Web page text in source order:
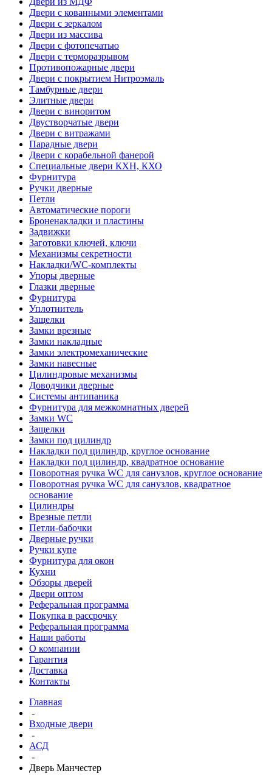
Двери с кованными элементами
Двери с зеркалом
Двери из массива
Двери с фотопечатью
Двери с терморазрывом
Противопожарные двери
Двери с покрытием Нитроэмаль
Тамбурные двери
Элитные двери
Двери с виноритом
Двустворчатые двери
Двери с витражами
Парадные двери
Двери с корабельной фанерой
Специальные двери КХН, КХО
Фурнитура
Ручки дверные
Петли
Автоматические пороги
Броненакладки и пластины
Задвижки
Заготовки ключей, ключи
Механизмы секретности
Накладки/WC-комплекты
Упоры дверные
Глазки дверные
Фурнитура
Уплотнитель
Защелки
Замки врезные
Замки накладные
Замки электромеханические
Замки навесные
Цилиндровые механизмы
Доводчики дверные
Системы антипаника
Фурнитура для межкомнатных дверей
Замки WC
Защелки
Замки под цилиндр
Накладки под цилиндр, круглое основание
Накладки под цилиндр, квадратное основание
Поворотная ручка WC для санузлов, круглое основание
Поворотная ручка WC для санузлов, квадратное
основание
Цилиндры
Врезные петли
Петли-бабочки
Дверные ручки
Ручки купе
Фурнитура для окон
Кухни
Обзоры дверей
Двери оптом
Реферальная программа
Покупка в рассрочку
Реферальная программа
Наши работы
О компании
Гарантия
Доставка
Контакты
Главная
-
Входные двери
-
АСД
-
Дверь Манчестер